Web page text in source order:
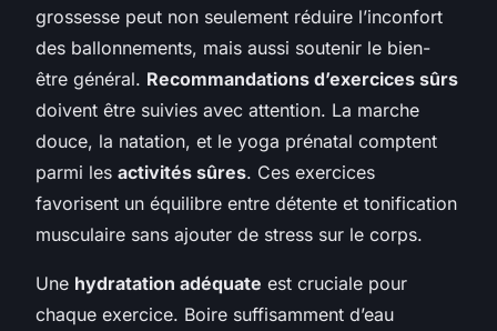
grossesse peut non seulement réduire l’inconfort
des ballonnements, mais aussi soutenir le bien-
être général. Recommandations d’exercices sûrs
doivent être suivies avec attention. La marche
douce, la natation, et le yoga prénatal comptent
parmi les activités sûres. Ces exercices
favorisent un équilibre entre détente et tonification
musculaire sans ajouter de stress sur le corps.
Une hydratation adéquate est cruciale pour
chaque exercice. Boire suffisamment d’eau